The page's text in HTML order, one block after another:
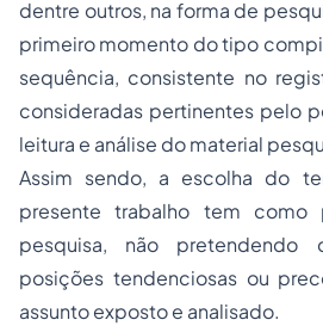
dentre outros, na forma de
primeiro momento do tipo
sequência, consistente no
consideradas pertinentes pelo
leitura e análise do material
Assim sendo, a escolha do
presente trabalho tem como
pesquisa, não pretendendo
posições tendenciosas ou
assunto exposto e analisado.